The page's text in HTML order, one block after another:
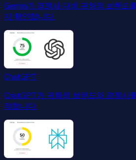
Gemini가 경쟁사 대비 귀하의 브랜드
지 확인합니다.
ChatGPT
ChatGPT가 귀하의 브랜드와 경쟁사
적합니다.